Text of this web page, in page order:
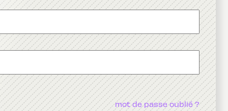
mot de passe oublié ?